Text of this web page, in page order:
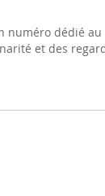
numéro dédié
et des